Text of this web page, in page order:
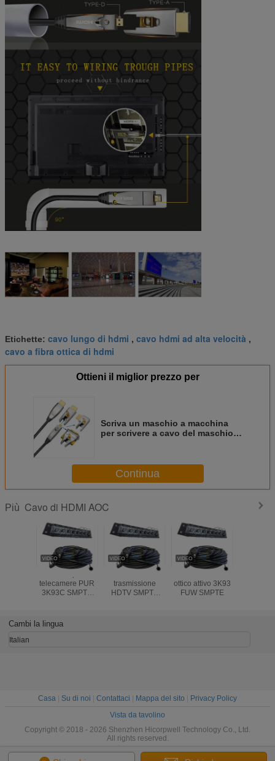
Etichette: cavo lungo di hdmi , cavo hdmi ad alta velocità ,
cavo a fibra ottica di hdmi
Ottieni il miglior prezzo per
Scriva un maschio a macchina
per scrivere a cavo del maschio
elevato
Continua
Più Cavo di HDMI AOC
telecamere PUR
3K93C SMPTE
Electric Hybrid
Connector Fiber
trasmissione
HDTV SMPTE
ottico attivo 3K93
FUW SMPTE
Cambi la lingua
Italian
Casa Su di noi Contattaci Mappa del sito
Privacy Policy
Vista da tavolino
Copyright © 2018 - 2026 Shenzhen Hicorpwell Technology Co., Ltd.
All rights reserved.